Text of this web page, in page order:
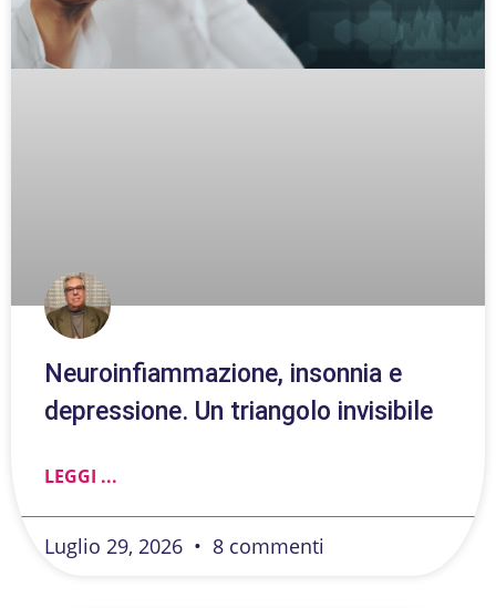
Neuroinfiammazione, insonnia e
depressione. Un triangolo invisibile
LEGGI ...
Luglio 29, 2026 8 commenti